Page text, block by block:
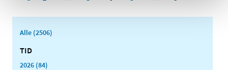
Alle (2506)
TID
2026 (84)